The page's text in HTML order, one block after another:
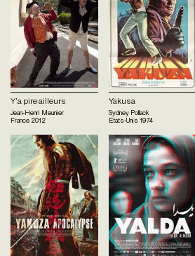
Y'a pire ailleurs
Jean-Henri Meunier
France 2012
Yakusa
Sydney Pollack
Etats-Unis 1974